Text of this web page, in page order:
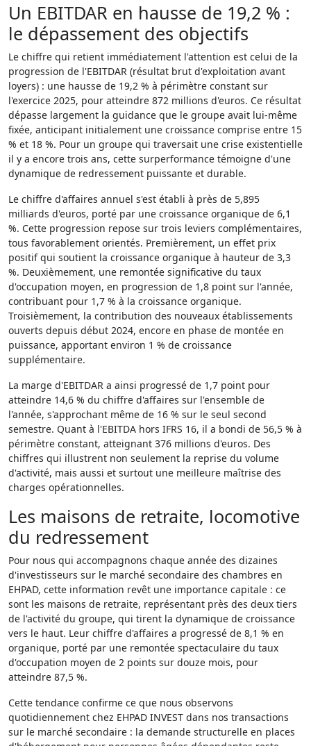
Un EBITDAR en hausse de 19,2 % :
le dépassement des objectifs
Le chiffre qui retient immédiatement l'attention est celui de la
progression de l'EBITDAR (résultat brut d'exploitation avant
loyers) : une hausse de 19,2 % à périmètre constant sur
l'exercice 2025, pour atteindre 872 millions d'euros. Ce résultat
dépasse largement la guidance que le groupe avait lui-même
fixée, anticipant initialement une croissance comprise entre 15
% et 18 %. Pour un groupe qui traversait une crise existentielle
il y a encore trois ans, cette surperformance témoigne d'une
dynamique de redressement puissante et durable.
Le chiffre d'affaires annuel s'est établi à près de 5,895
milliards d'euros, porté par une croissance organique de 6,1
%. Cette progression repose sur trois leviers complémentaires,
tous favorablement orientés. Premièrement, un effet prix
positif qui soutient la croissance organique à hauteur de 3,3
%. Deuxièmement, une remontée significative du taux
d'occupation moyen, en progression de 1,8 point sur l'année,
contribuant pour 1,7 % à la croissance organique.
Troisièmement, la contribution des nouveaux établissements
ouverts depuis début 2024, encore en phase de montée en
puissance, apportant environ 1 % de croissance
supplémentaire.
La marge d'EBITDAR a ainsi progressé de 1,7 point pour
atteindre 14,6 % du chiffre d'affaires sur l'ensemble de
l'année, s'approchant même de 16 % sur le seul second
semestre. Quant à l'EBITDA hors IFRS 16, il a bondi de 56,5 % à
périmètre constant, atteignant 376 millions d'euros. Des
chiffres qui illustrent non seulement la reprise du volume
d'activité, mais aussi et surtout une meilleure maîtrise des
charges opérationnelles.
Les maisons de retraite, locomotive
du redressement
Pour nous qui accompagnons chaque année des dizaines
d'investisseurs sur le marché secondaire des chambres en
EHPAD, cette information revêt une importance capitale : ce
sont les maisons de retraite, représentant près des deux tiers
de l'activité du groupe, qui tirent la dynamique de croissance
vers le haut. Leur chiffre d'affaires a progressé de 8,1 % en
organique, porté par une remontée spectaculaire du taux
d'occupation moyen de 2 points sur douze mois, pour
atteindre 87,5 %.
Cette tendance confirme ce que nous observons
quotidiennement chez EHPAD INVEST dans nos transactions
sur le marché secondaire : la demande structurelle en places